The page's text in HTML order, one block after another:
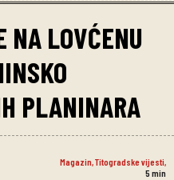
NA LOVĆENU
PLANINARA
Magazin Titogradske vijesti
5 min